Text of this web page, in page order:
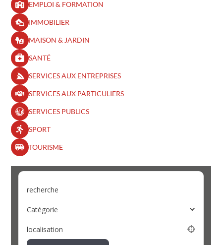
EMPLOI & FORMATION
IMMOBILIER
MAISON & JARDIN
SANTÉ
SERVICES AUX ENTREPRISES
SERVICES AUX PARTICULIERS
SERVICES PUBLICS
SPORT
TOURISME
recherche
Catégorie
localisation